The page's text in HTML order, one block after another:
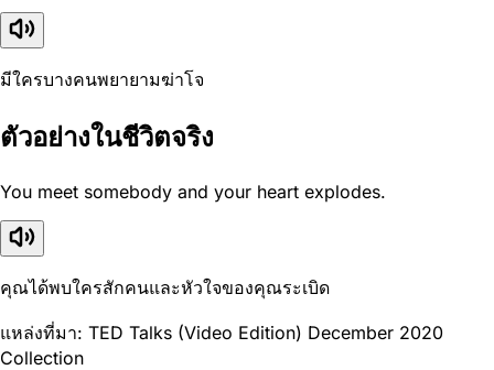
มีใครบางคนพยายามฆ่าโจ
ตัวอย่างในชีวิตจริง
You meet somebody and your heart explodes.
คุณได้พบใครสักคนและหัวใจของคุณระเบิด
แหล่งที่มา: TED Talks (Video Edition) December 2020
Collection